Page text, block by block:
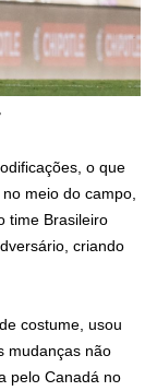
o que
meio do campo,
time Brasileiro
criando
costume, usou
mudanças não
pelo Canadá no